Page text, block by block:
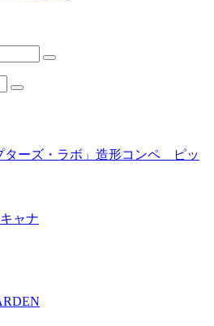
ターズ・ラボ」造形コンペ ピッ
ャナ